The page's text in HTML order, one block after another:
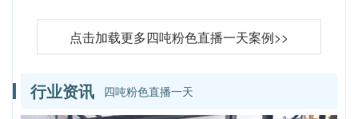
点击加载更多四吨粉色直播一天案例>>
行业资讯 四吨粉色直播一天